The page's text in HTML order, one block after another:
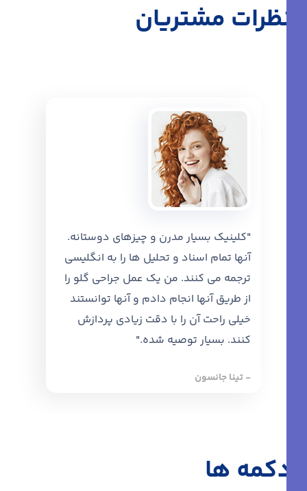
نظرات مشتریان
"کلینیک بسیار مدرن و چیزهای دوستانه.
آنها تمام اسناد و تحلیل ها را به انگلیسی
ترجمه می کنند. من یک عمل جراحی گلو را
از طریق آنها انجام دادم و آنها توانستند
خیلی راحت آن را با دقت زیادی پردازش
کنند. بسیار توصیه شده."
- تینا جانسون
دکمه ها